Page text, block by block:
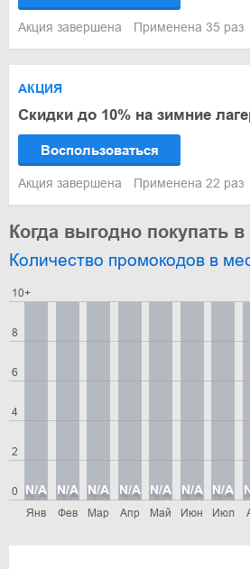
Акция завершена Применена 35 раз
АКЦИЯ
Скидки до 10% на зимние
Воспользоваться
Акция завершена Применена 22 раз
Когда выгодно покупать
Количество промокодов в
0
2
4
6
8
10+
Янв
N/A
Фев
N/A
Мар
N/A
Апр
N/A
Май
N/A
Июн
N/A
Июл
N/A